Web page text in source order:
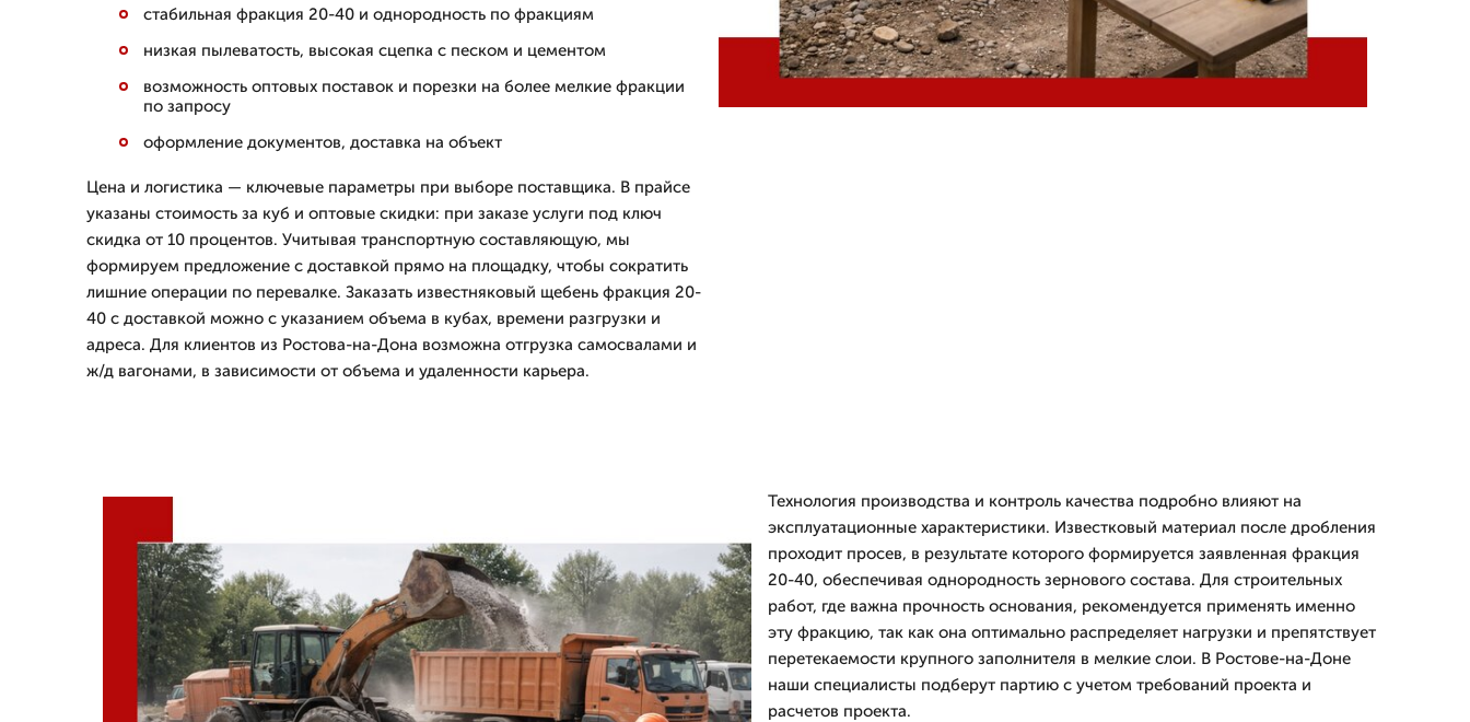
стабильная фракция 20-40 и однородность по фракциям
низкая пылеватость, высокая сцепка с песком и цементом
возможность оптовых поставок и порезки на более мелкие фракции
по запросу
оформление документов, доставка на объект
Цена и логистика — ключевые параметры при выборе поставщика. В прайсе
указаны стоимость за куб и оптовые скидки: при заказе услуги под ключ
скидка от 10 процентов. Учитывая транспортную составляющую, мы
формируем предложение с доставкой прямо на площадку, чтобы сократить
лишние операции по перевалке. Заказать известняковый щебень фракция 20-
40 с доставкой можно с указанием объема в кубах, времени разгрузки и
адреса. Для клиентов из Ростова-на-Дона возможна отгрузка самосвалами и
ж/д вагонами, в зависимости от объема и удаленности карьера.
Технология производства и контроль качества подробно влияют на
эксплуатационные характеристики. Известковый материал после дробления
проходит просев, в результате которого формируется заявленная фракция
20-40, обеспечивая однородность зернового состава. Для строительных
работ, где важна прочность основания, рекомендуется применять именно
эту фракцию, так как она оптимально распределяет нагрузки и препятствует
перетекаемости крупного заполнителя в мелкие слои. В Ростове-на-Доне
наши специалисты подберут партию с учетом требований проекта и
расчетов проекта.